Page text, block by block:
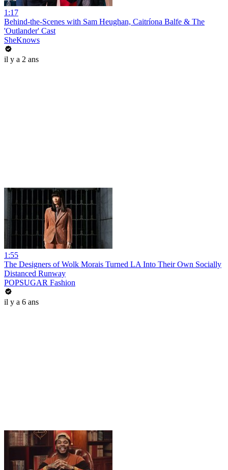
1:17
Behind-the-Scenes with Sam Heughan, Caitríona Balfe & The
'Outlander' Cast
SheKnows
il y a 2 ans
1:55
The Designers of Wolk Morais Turned LA Into Their Own Socially
Distanced Runway
POPSUGAR Fashion
il y a 6 ans